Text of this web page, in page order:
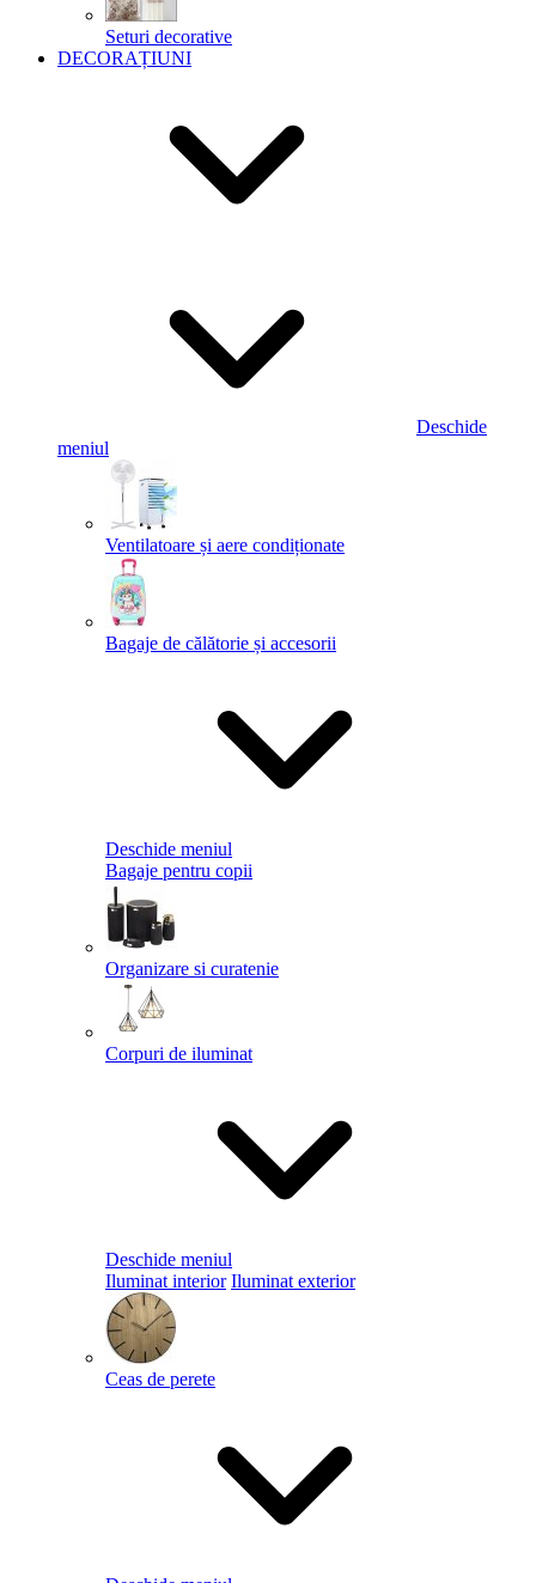
Seturi decorative
DECORAȚIUNI
Deschide
meniul
Ventilatoare și aere condiționate
Bagaje de călătorie și accesorii
Deschide meniul
Bagaje pentru copii
Organizare si curatenie
Corpuri de iluminat
Deschide meniul
Iluminat interior Iluminat exterior
Ceas de perete